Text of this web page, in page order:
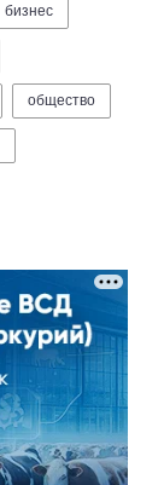
бизнес
общество